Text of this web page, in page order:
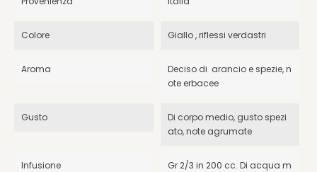
Colore Giallo , riflessi verdastri
Aroma
Deciso di arancio e spezie, n
ote erbacee
Gusto
Di corpo medio, gusto spezi
ato, note agrumate
Infusione
Gr 2/3 in 200 cc. Di acqua m